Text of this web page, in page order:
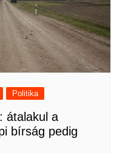
Politika
átalakul a
bírság pedig